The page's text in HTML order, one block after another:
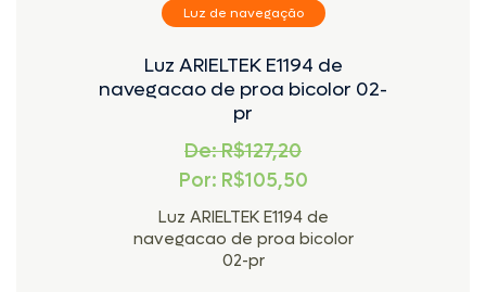
Luz de navegação
Luz ARIELTEK E1194 de
navegacao de proa bicolor 02-
pr
De: R$127,20
Por: R$105,50
Luz ARIELTEK E1194 de
navegacao de proa bicolor
02-pr